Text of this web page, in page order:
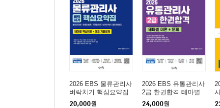
2026 EBS 물류관리사
벼락치기 핵심요약집
20,000원
2026 EBS 유통관리사
2급 한권합격 테마별
이론+문제
24,000원